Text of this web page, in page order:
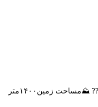
❌️فروخته شد❌️ زمین پلاک یک جنگل??? ⛰مساحت زمین۱۴۰۰متر